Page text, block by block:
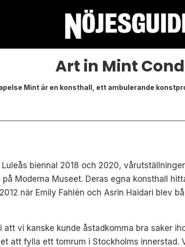
Art in Mint
Mint är en konsthall, ett ambulerande
biennal 2018 och 2020,
Moderna Museet. Deras egna konsthall
när Emily Fahlén och Asrin Haidari blev
att vi kanske kunde åstadkomma bra saker
att fylla ett tomrum i Stockholms innerstad.